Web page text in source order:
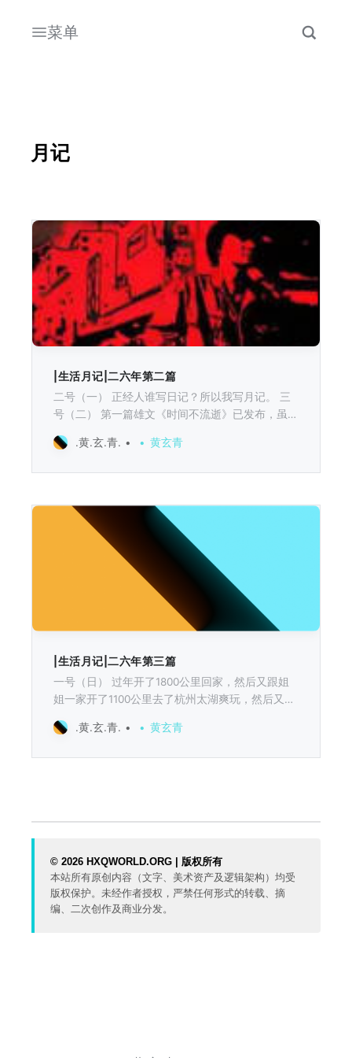
菜单
月记
|生活月记|二六年第二篇
二号（一） 正经人谁写日记？所以我写月记。 三
号（二） 第一篇雄文《时间不流逝》已发布，虽然
患者突然窜稀的快感。 （话说，窜稀，怎么用英语
下来！ 最近在给《清醒梦》拍插图，麦当劳汉堡今
晚拍，但还一些餐刀的内容，周末去一趟萨莉亚
吧。 七号（六） 昨天年会喝多了，终于表明了离
开之心，没想到谈的还挺顺利，年后回来再继续详
谈一波。最晚估计也就待到今年的7，8月了。 我
要去的地方一定会跟这里不一样，那里的波涛会很
狂暴，那里的风雨会很凛冽。 但那里很辽阔，真的
吾的《每个人的一生都是一次远行》，听到“如果
梦想的甜变成了，现实中的苦啊，那么你可要勇敢
承担”，眼睛湿润了，
.黄.玄.青. 黄玄青
|生活月记|二六年第三篇
一号（日） 过年开了1800公里回家，然后又跟姐
姐一家开了1100公里去了杭州太湖爽玩，然后又开
了1900公里回来。总之今年过年就是在车轮上度过
.黄.玄.青. 黄玄青
© 2026 HXQWORLD.ORG | 版权所有
本站所有原创内容（文字、美术资产及逻辑架构）均受
版权保护。未经作者授权，严禁任何形式的转载、摘
编、二次创作及商业分发。